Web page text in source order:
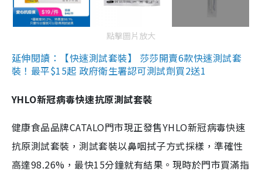
點擊圖片放大
延伸閱讀：【快速測試套裝】 莎莎開賣6款快速測試套
裝！最平$15起 政府衛生署認可測試劑買2送1
YHLO新冠病毒快速抗原測試套裝
健康食品品牌CATALO門市現正發售YHLO新冠病毒快速
抗原測試套裝，測試套裝以鼻咽拭子方式採樣，準確性
高達98.26%，最快15分鐘就有結果。現時於門市買滿指